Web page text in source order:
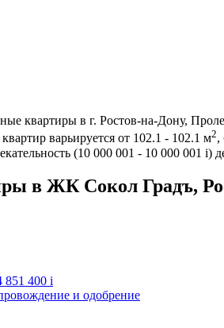
квартиры в г. Ростов-на-Дону,
варьируется от 102.1 - 102.1 м2,
(10 000 001 - 10 000 001 i)
в ЖК Сокол Градъ,
851 400 i
и одобрение